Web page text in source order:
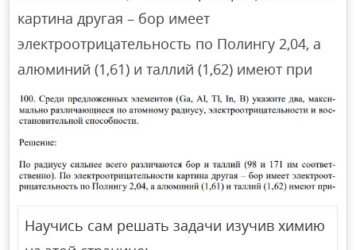
картина другая – бор имеет
электроотрицательность по Полингу 2,04, а
алюминий (1,61) и таллий (1,62) имеют при
Научись сам решать задачи изучив химию